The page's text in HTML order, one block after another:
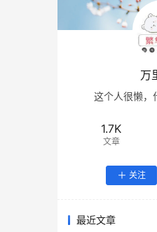
万
这个人很懒，
1.7K
文章
关注
最近文章